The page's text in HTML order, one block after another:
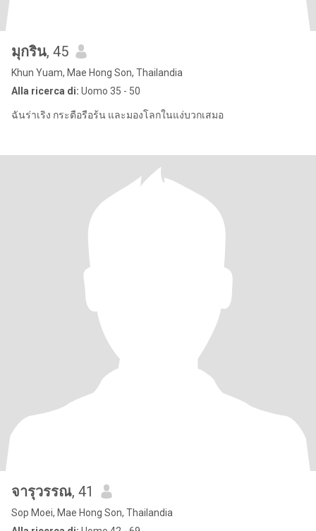
มุกริน, 45
Khun Yuam, Mae Hong Son, Thailandia
Alla ricerca di: Uomo 35 - 50
ฉันร่าเริง กระตือรือร้น และมองโลกในแง่บวกเสมอ
จารุวรรณ, 41
Sop Moei, Mae Hong Son, Thailandia